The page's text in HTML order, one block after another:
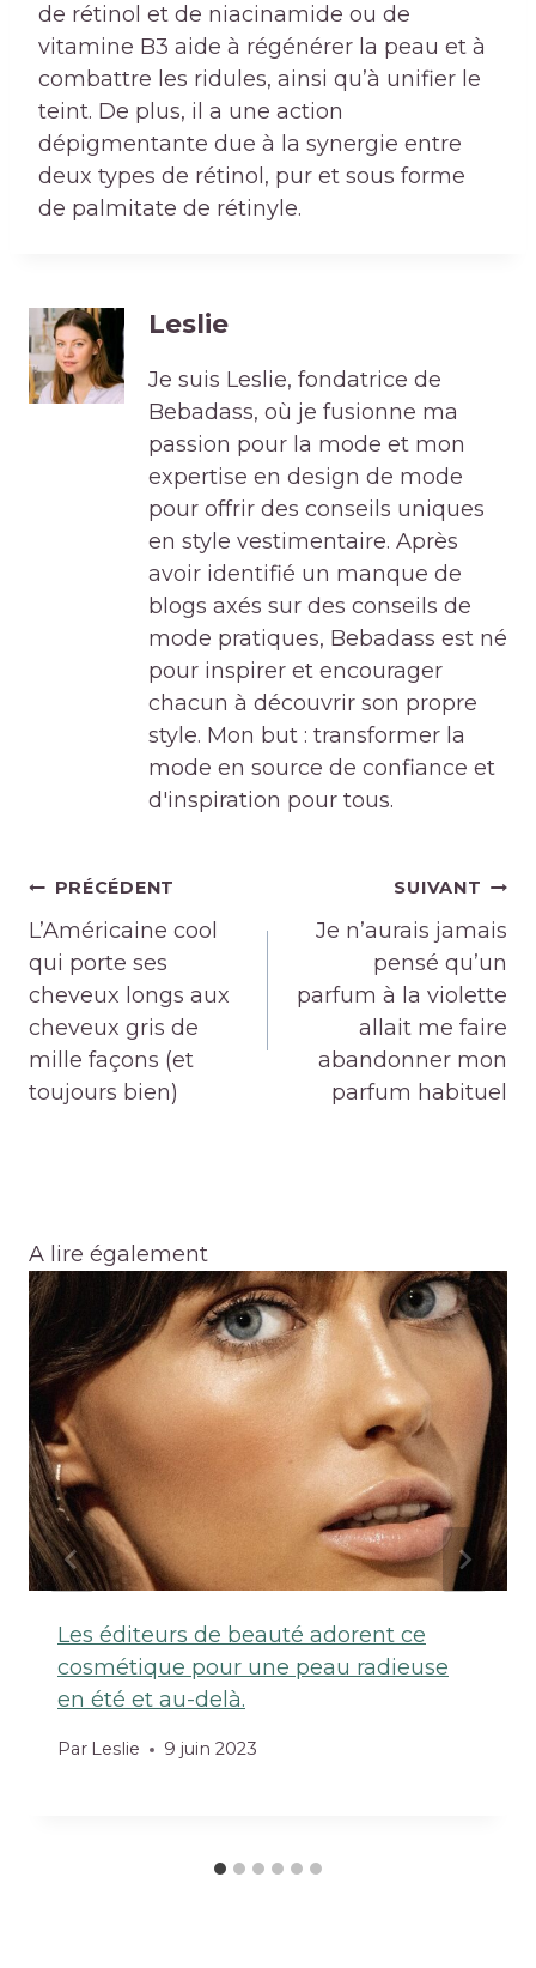
de rétinol et de niacinamide ou de
vitamine B3 aide à régénérer la peau et à
combattre les ridules, ainsi qu’à unifier le
teint. De plus, il a une action
dépigmentante due à la synergie entre
deux types de rétinol, pur et sous forme
de palmitate de rétinyle.
Leslie
Je suis Leslie, fondatrice de
Bebadass, où je fusionne ma
passion pour la mode et mon
expertise en design de mode
pour offrir des conseils uniques
en style vestimentaire. Après
avoir identifié un manque de
blogs axés sur des conseils de
mode pratiques, Bebadass est né
pour inspirer et encourager
chacun à découvrir son propre
style. Mon but : transformer la
mode en source de confiance et
d'inspiration pour tous.
Navigation
de
l’article
PRÉCÉDENT
L’Américaine cool
qui porte ses
cheveux longs aux
cheveux gris de
mille façons (et
toujours bien)
SUIVANT
Je n’aurais jamais
pensé qu’un
parfum à la violette
allait me faire
abandonner mon
parfum habituel
A lire également
Les éditeurs de beauté adorent ce
cosmétique pour une peau radieuse
en été et au-delà.
Par Leslie 9 juin 2023